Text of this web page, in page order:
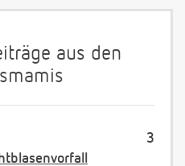
aus den
3